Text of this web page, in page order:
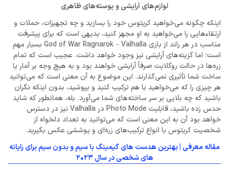
لوازم‌های آرایشی و پوسته‌های ظاهری
اینکه چگونه می‌خواهید کریتوس خود را بسازید و چه تجهیزات، حملات و
ارتقاءهایی را می‌خواهید به او مجهز کنید، بدیهی است که برای پیشرفت
مناسب در هر راند از بازی God of War Ragnarok – Valhalla بسیار مهم
است؛ اما گزینه‌های آرایشی نیز وجود خواهد داشت. عجیب است که تمام
زره‌ها در حالت روگلایت صرفاً آرایشی خواهند بود و به هیچ وجه بر آمار یا
ساخت شما تأثیری نمی‌گذارند. این موضوع به آن معنی است که می‌توانید
هر چیزی را که می‌خواهید با هم ترکیب کنید و بپوشید، بدون اینکه نگران
باشید که چه بلایی بر سر ساخته‌های شما می‌آورد. بله، همانطور که شاید
حدس زده باشید، قابلیت Photo Mode در Valhalla نیز در دسترس
خواهد بود آن به این معنی است که می‌توانید به تعداد دلخواه از
شخصیت کریتوس با انواع ترکیب‌های زره‌ای و پوششی عکس بگیرید.
مقاله معرفی | بهترین هدست های گیمینگ با سیم و بدون سیم برای رایانه
های شخصی در سال 2023